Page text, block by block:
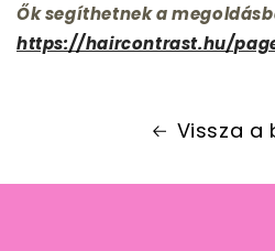
Ők segíthetnek a
https://haircontrast.hu/
Vissza a